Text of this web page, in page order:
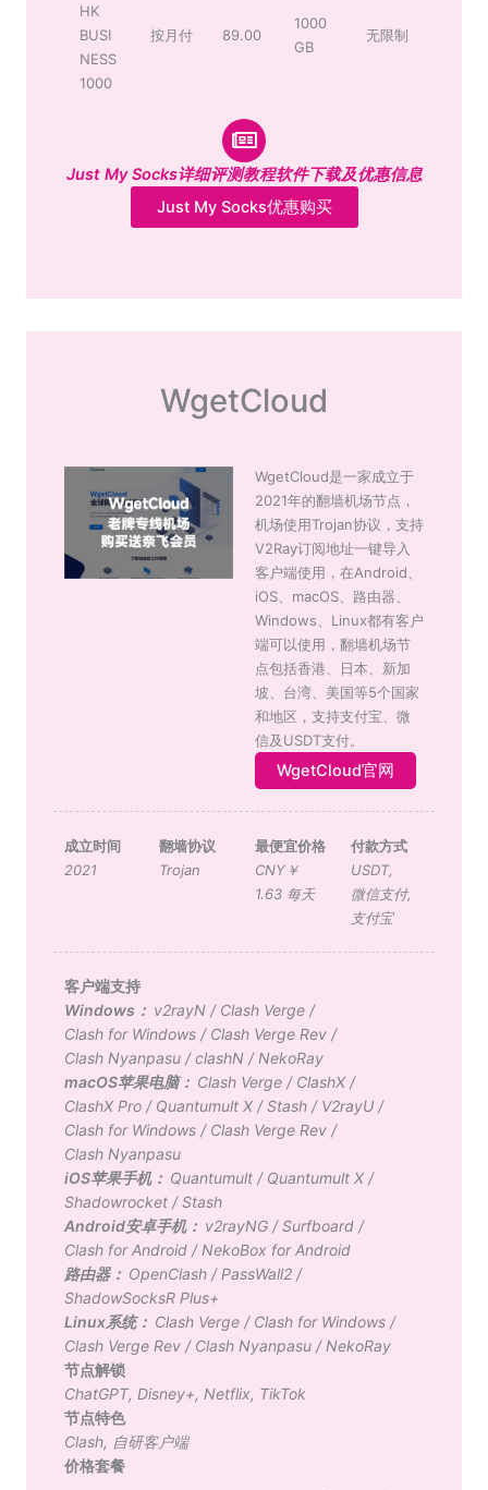
HK
BUSI
NESS
1000
按月付 89.00
1000
GB
无限制
Just My Socks详细评测教程软件下载及优惠信息
Just My Socks优惠购买
WgetCloud
WgetCloud是一家成立于
2021年的翻墙机场节点，
机场使用Trojan协议，支持
V2Ray订阅地址一键导入
客户端使用，在Android、
iOS、macOS、路由器、
Windows、Linux都有客户
端可以使用，翻墙机场节
点包括香港、日本、新加
坡、台湾、美国等5个国家
和地区，支持支付宝、微
信及USDT支付。
WgetCloud官网
成立时间
2021
翻墙协议
Trojan
最便宜价格
CNY￥
1.63 每天
付款方式
USDT,
微信支付,
支付宝
客户端支持
Windows： v2rayN/ Clash Verge/
Clash for Windows/ Clash Verge Rev/
Clash Nyanpasu/clashN/ NekoRay
macOS苹果电脑： Clash Verge/ ClashX/
ClashX Pro/ Quantumult X/Stash/ V2rayU/
Clash for Windows/ Clash Verge Rev/
Clash Nyanpasu
iOS苹果手机： Quantumult/ Quantumult X/
Shadowrocket/Stash
Android安卓手机： v2rayNG/Surfboard/
Clash for Android/ NekoBox for Android
路由器： OpenClash/ PassWall2/
ShadowSocksR Plus+
Linux系统： Clash Verge/ Clash for Windows/
Clash Verge Rev/ Clash Nyanpasu/ NekoRay
节点解锁
ChatGPT, Disney+, Netflix, TikTok
节点特色
Clash, 自研客户端
价格套餐